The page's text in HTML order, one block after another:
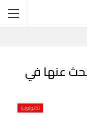
عنها في
تكنولوجيا